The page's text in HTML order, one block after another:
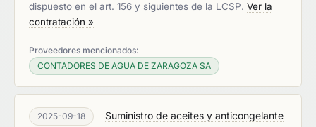
dispuesto en el art. 156 y siguientes de la LCSP. Ver la
contratación »
Proveedores mencionados:
CONTADORES DE AGUA DE ZARAGOZA SA
2025-09-18
Suministro de aceites y anticongelante